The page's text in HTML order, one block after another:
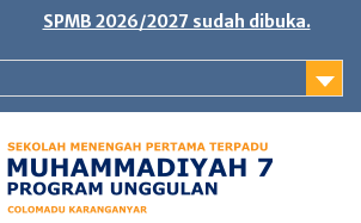
SPMB 2026/2027 sudah dibuka.